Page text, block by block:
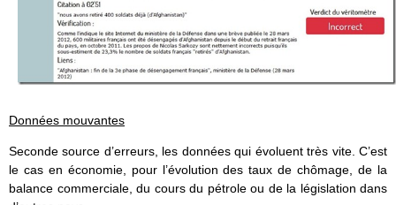
Données mouvantes
Seconde source d’erreurs, les données qui évoluent très vite. C’est
le cas en économie, pour l’évolution des taux de chômage, de la
balance commerciale, du cours du pétrole ou de la législation dans